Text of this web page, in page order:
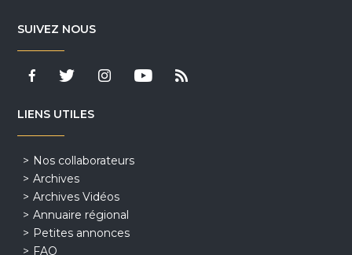
SUIVEZ NOUS
LIENS UTILES
Nos collaborateurs
Archives
Archives Vidéos
Annuaire régional
Petites annonces
FAQ